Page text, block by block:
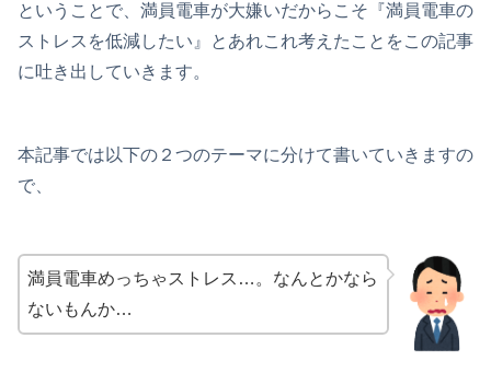
ということで、満員電車が大嫌いだからこそ『満員電車の
ストレスを低減したい』とあれこれ考えたことをこの記事
に吐き出していきます。
本記事では以下の２つのテーマに分けて書いていきますの
で、
満員電車めっちゃストレス…。なんとかなら
ないもんか…